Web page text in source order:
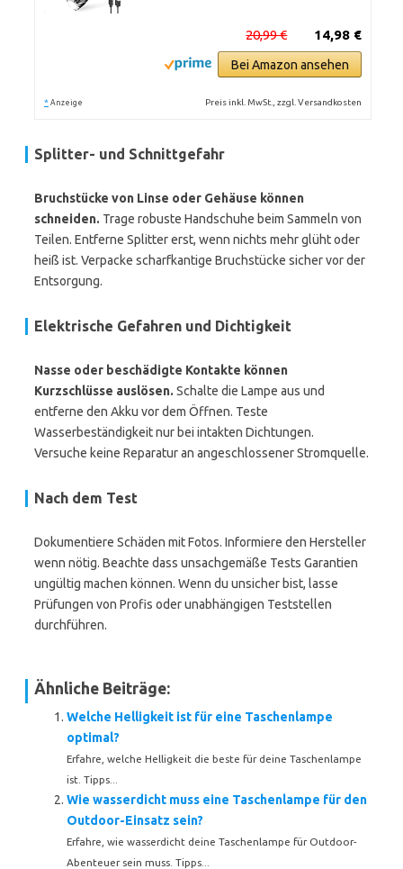
14,98 €
20,99 €
Bei Amazon ansehen
* Anzeige Preis inkl. MwSt., zzgl. Versandkosten
Splitter- und Schnittgefahr
Bruchstücke von Linse oder Gehäuse können
schneiden. Trage robuste Handschuhe beim Sammeln von
Teilen. Entferne Splitter erst, wenn nichts mehr glüht oder
heiß ist. Verpacke scharfkantige Bruchstücke sicher vor der
Entsorgung.
Elektrische Gefahren und Dichtigkeit
Nasse oder beschädigte Kontakte können
Kurzschlüsse auslösen. Schalte die Lampe aus und
entferne den Akku vor dem Öffnen. Teste
Wasserbeständigkeit nur bei intakten Dichtungen.
Versuche keine Reparatur an angeschlossener Stromquelle.
Nach dem Test
Dokumentiere Schäden mit Fotos. Informiere den Hersteller
wenn nötig. Beachte dass unsachgemäße Tests Garantien
ungültig machen können. Wenn du unsicher bist, lasse
Prüfungen von Profis oder unabhängigen Teststellen
durchführen.
Ähnliche Beiträge:
Welche Helligkeit ist für eine Taschenlampe
optimal?
Erfahre, welche Helligkeit die beste für deine Taschenlampe
ist. Tipps...
Wie wasserdicht muss eine Taschenlampe für den
Outdoor-Einsatz sein?
Erfahre, wie wasserdicht deine Taschenlampe für Outdoor-
Abenteuer sein muss. Tipps...